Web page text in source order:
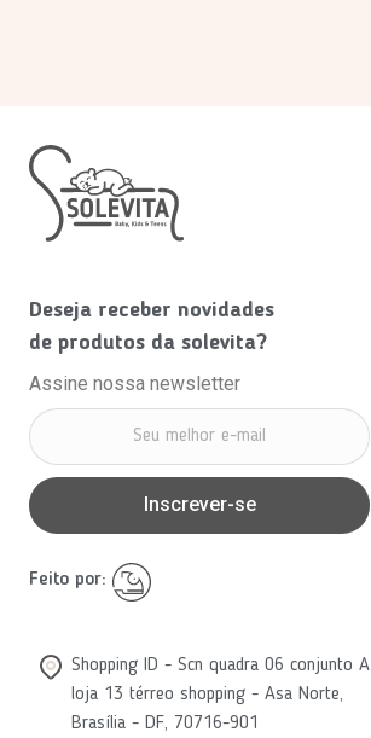
Deseja receber novidades
de produtos da solevita?
Assine nossa newsletter
Inscrever-se
Feito por:
Shopping ID - Scn quadra 06 conjunto A
loja 13 térreo shopping - Asa Norte,
Brasília - DF, 70716-901